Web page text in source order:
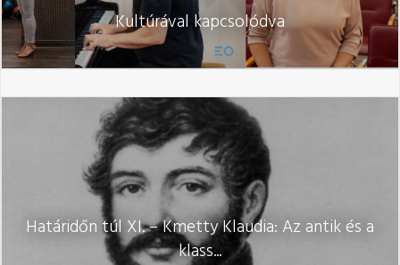
Kultúrával kapcsolódva
Határidőn túl XI. – Kmetty Klaudia: Az antik és a
klass...